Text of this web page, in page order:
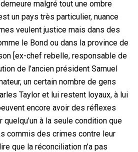
malgré tout une ombre
un pays très particulier, nuance
veulent justice mais dans des
le Bond ou dans la province de
[ex-chef rebelle, responsable de
de l’ancien président Samuel
un certain nombre de gens
Taylor et lui restent loyaux, à lui
encore avoir des réflexes
à la seule condition que
commis des crimes contre leur
que la réconciliation n’a pas